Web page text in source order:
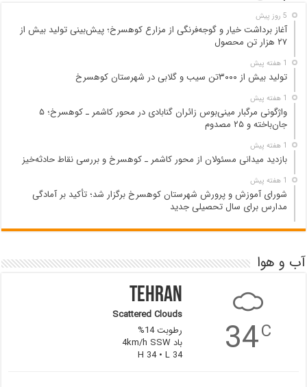
5 روز پیش
آغاز برداشت خیار و گوجه‌فرنگی از مزارع کوهسرخ؛ پیش‌بینی تولید بیش از
۲۷ هزار تن محصول
1 هفته پیش
تولید بیش از ۳۰۰۰تن سیب و گلابی در شهرستان کوهسرخ
1 هفته پیش
واژگونی مرگبار مینی‌بوس زائران گنابادی در محور کاشمر ـ کوهسرخ؛ ۵
جان‌باخته و ۲۵ مصدوم
1 هفته پیش
بازدید میدانی مسئولان از محور کاشمر ـ کوهسرخ و بررسی نقاط حادثه‌خیز
1 هفته پیش
شورای آموزش و پرورش شهرستان کوهسرخ برگزار شد؛ تأکید بر آمادگی
مدارس برای سال تحصیلی جدید
آب و هوا
34C
Tehran
Scattered Clouds
رطوبت 14%
باد 4km/h SSW
H 34 • L 34